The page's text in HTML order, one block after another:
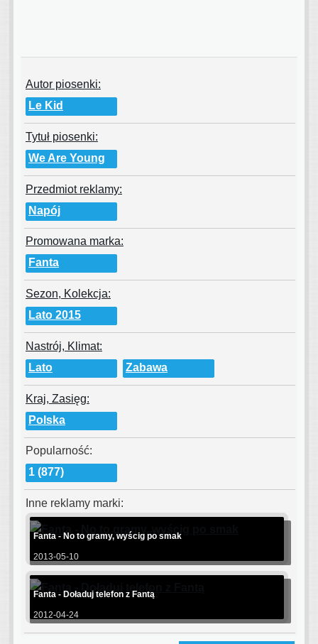
Autor piosenki:
Le Kid
Tytuł piosenki:
We Are Young
Przedmiot reklamy:
Napój
Promowana marka:
Fanta
Sezon, Kolekcja:
Lato 2015
Nastrój, Klimat:
Lato
Zabawa
Kraj, Zasięg:
Polska
Popularność:
1 (877)
Inne reklamy marki:
Fanta - No to gramy, wyścig po smak
2013-05-10
Fanta - Doładuj telefon z Fantą
2012-04-24